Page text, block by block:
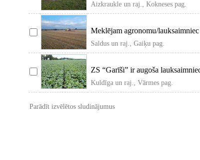
Aizkraukle un raj., Kokneses pag.
Meklējam agronomu/
lauksa
Saldus un raj., Gaiķu pag.
ZS “Garīši” ir augoša
Kuldīga un raj., Vārmes pag.
Parādīt izvēlētos sludinājumus